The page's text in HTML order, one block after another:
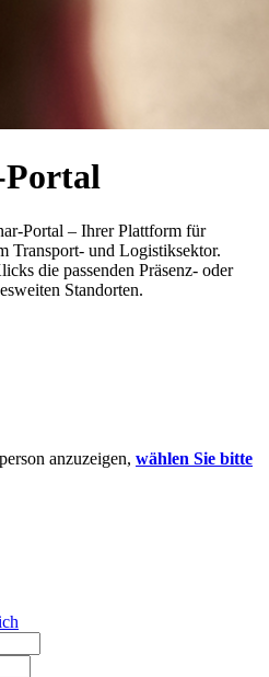
Portal
Portal – Ihrer Plattform für
Transport- und Logistiksektor.
die passenden Präsenz- oder
Standorten.
anzuzeigen, wählen Sie bitte